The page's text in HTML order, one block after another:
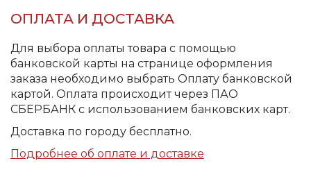
ОПЛАТА И ДОСТАВКА
Для выбора оплаты товара с помощью
банковской карты на странице оформления
заказа необходимо выбрать Оплату банковской
картой. Оплата происходит через ПАО
СБЕРБАНК с использованием банковских карт.
Доставка по городу бесплатно.
Подробнее об оплате и доставке